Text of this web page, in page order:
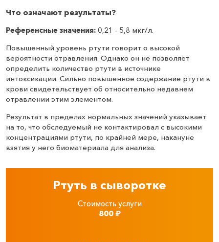
Что означают результаты?
Референсные значения: 0,21 - 5,8 мкг/л.
Повышенный уровень ртути говорит о высокой
вероятности отравления. Однако он не позволяет
определить количество ртути в источнике
интоксикации. Сильно повышенное содержание ртути в
крови свидетельствует об относительно недавнем
отравлении этим элементом.
Результат в пределах нормальных значений указывает
на то, что обследуемый не контактировал с высокими
концентрациями ртути, по крайней мере, накануне
взятия у него биоматериала для анализа.
Ртуть в сыворотке
Стоимость услуги
800₽